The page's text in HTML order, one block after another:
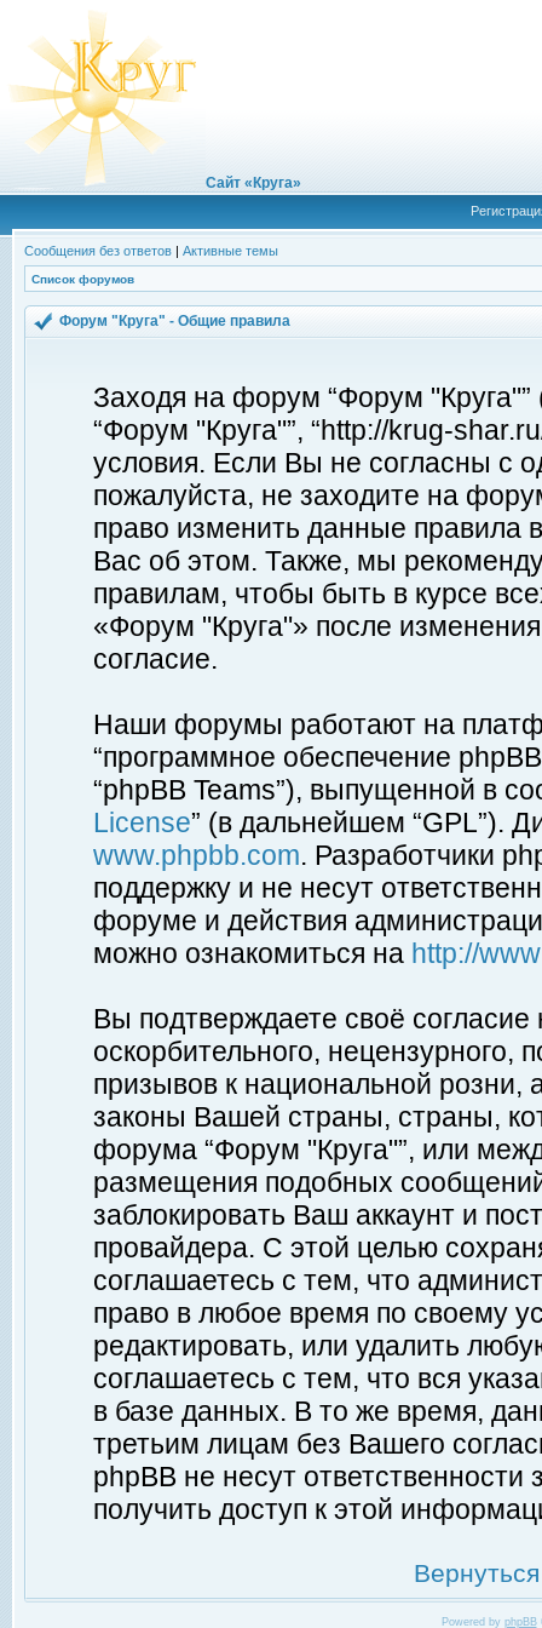
Сайт «Круга»
Сообщения без ответов | Активные темы
Список форумов
Форум "Круга" - Общие правила
Заходя на форум “Форум
“Форум "Круга"”, “http://krug-
условия. Если Вы не согласны с
пожалуйста, не заходите на
право изменить данные правила
Вас об этом. Также, мы
правилам, чтобы быть в курсе
«Форум "Круга"» после
согласие.
Наши форумы работают на
“программное обеспечение
“phpBB Teams”), выпущенной в
License” (в дальнейшем “GPL”).
www.phpbb.com. Разработчики
поддержку и не несут
форуме и действия
можно ознакомиться на http://
Вы подтверждаете своё
оскорбительного, нецензурного,
призывов к национальной
законы Вашей страны, страны,
форума “Форум "Круга"”, или
размещения подобных
заблокировать Ваш аккаунт и
провайдера. С этой целью
соглашаетесь с тем, что
право в любое время по своему
редактировать, или удалить
соглашаетесь с тем, что вся
в базе данных. В то же время,
третьим лицам без Вашего
phpBB не несут ответственности
получить доступ к этой
Powered by phpBB